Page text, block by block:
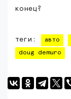
конец?
теги: авто
doug demuro